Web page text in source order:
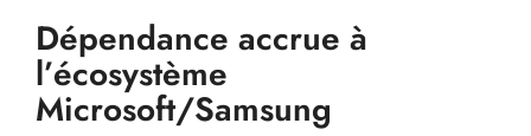
Dépendance accrue à
l’écosystème
Microsoft/Samsung